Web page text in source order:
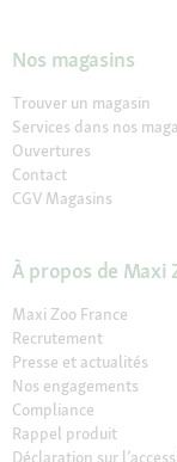
Nos magasins
Trouver un magasin
Services dans nos
Ouvertures
Contact
CGV Magasins
À propos de Maxi
Maxi Zoo France
Recrutement
Presse et actualités
Nos engagements
Compliance
Rappel produit
Déclaration sur